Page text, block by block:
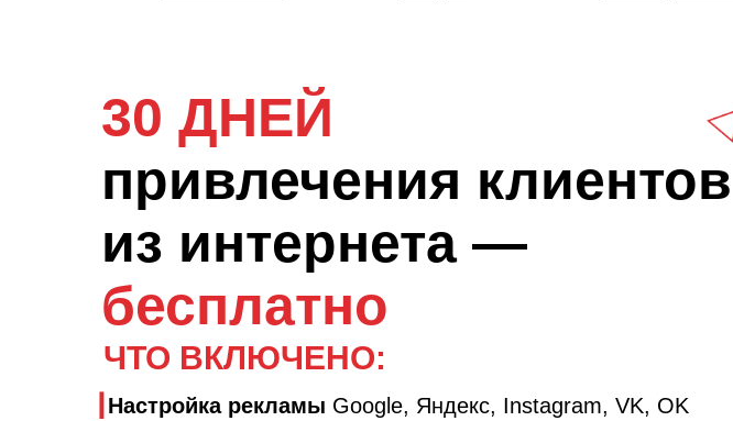
30 ДНЕЙ
привлечения клиентов
из интернета —
бесплатно
ЧТО ВКЛЮЧЕНО:
Настройка рекламы Google, Яндекс, Instagram, VK, OK